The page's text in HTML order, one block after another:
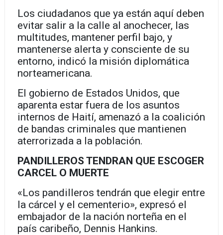
Los ciudadanos que ya están aquí deben
evitar salir a la calle al anochecer, las
multitudes, mantener perfil bajo, y
mantenerse alerta y consciente de su
entorno, indicó la misión diplomática
norteamericana.
El gobierno de Estados Unidos, que
aparenta estar fuera de los asuntos
internos de Haití, amenazó a la coalición
de bandas criminales que mantienen
aterrorizada a la población.
PANDILLEROS TENDRAN QUE ESCOGER
CARCEL O MUERTE
«Los pandilleros tendrán que elegir entre
la cárcel y el cementerio», expresó el
embajador de la nación norteña en el
país caribeño, Dennis Hankins.